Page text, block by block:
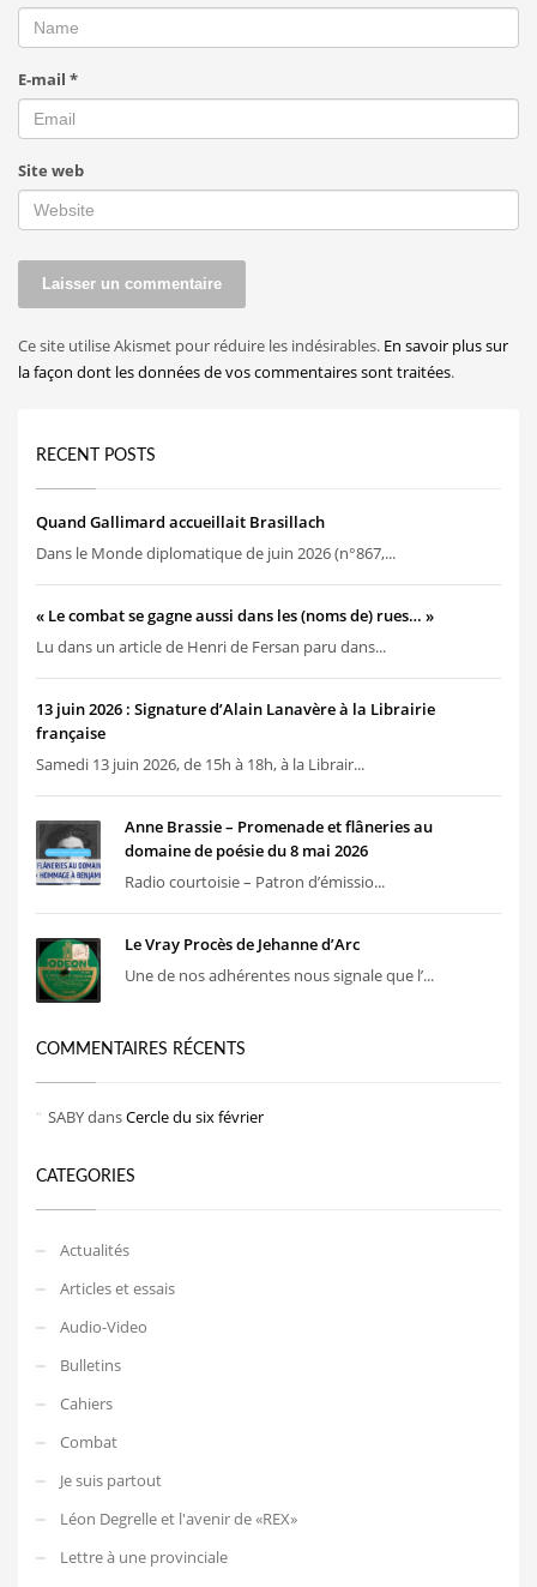
E-mail *
Site web
Ce site utilise Akismet pour réduire les indésirables. En savoir plus sur
la façon dont les données de vos commentaires sont traitées.
RECENT POSTS
Quand Gallimard accueillait Brasillach
Dans le Monde diplomatique de juin 2026 (n°867,...
« Le combat se gagne aussi dans les (noms de) rues… »
Lu dans un article de Henri de Fersan paru dans...
13 juin 2026 : Signature d’Alain Lanavère à la Librairie
française
Samedi 13 juin 2026, de 15h à 18h, à la Librair...
Anne Brassie – Promenade et flâneries au
domaine de poésie du 8 mai 2026
Radio courtoisie – Patron d’émissio...
Le Vray Procès de Jehanne d’Arc
Une de nos adhérentes nous signale que l’...
COMMENTAIRES RÉCENTS
SABYdansCercle du six février
CATEGORIES
Actualités
Articles et essais
Audio-Video
Bulletins
Cahiers
Combat
Je suis partout
Léon Degrelle et l'avenir de «REX»
Lettre à une provinciale